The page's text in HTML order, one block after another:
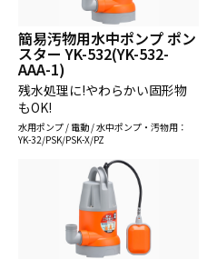
簡易汚物用水中ポンプ ポン
スター YK-532(YK-532-
AAA-1)
残水処理に!やわらかい固形物
もOK!
水用ポンプ / 電動 / 水中ポンプ・汚物用：
YK-32/PSK/PSK-X/PZ